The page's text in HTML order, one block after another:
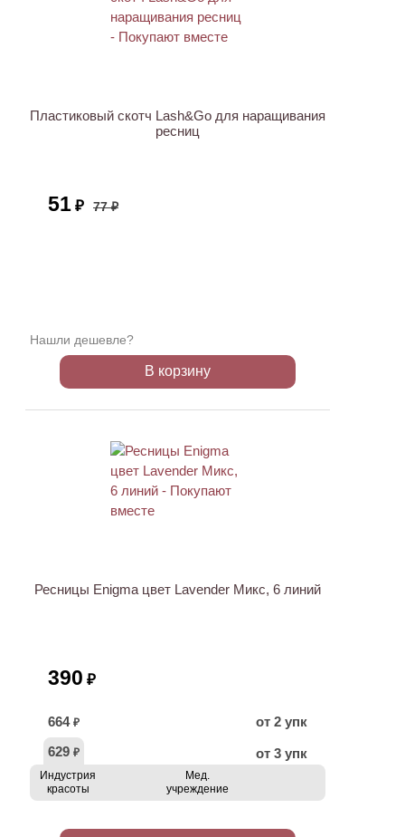
Пластиковый скотч Lash&Go для наращивания
ресниц
51 ₽ 77 ₽
Нашли дешевле?
В корзину
Ресницы Enigma цвет Lavender Микс, 6 линий
390 ₽
664 ₽
от 2 упк
629 ₽ от 3 упк
Индустрия
красоты
Мед.
учреждение